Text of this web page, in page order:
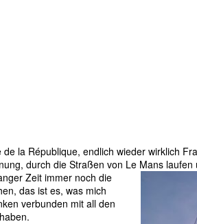
la République, endlich wieder wirklich
durch die Straßen von Le Mans laufen
Zeit immer noch die
das ist es, was mich
verbunden mit all den